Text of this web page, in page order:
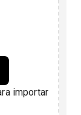
importar